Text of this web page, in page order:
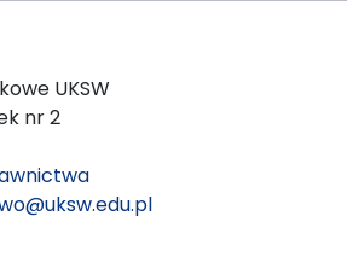
UKSW
nr 2